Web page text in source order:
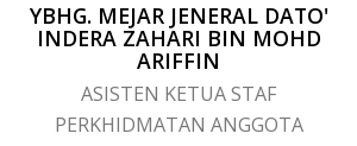
YBHG. MEJAR JENERAL DATO'
INDERA ZAHARI BIN MOHD
ARIFFIN
ASISTEN KETUA STAF
PERKHIDMATAN ANGGOTA